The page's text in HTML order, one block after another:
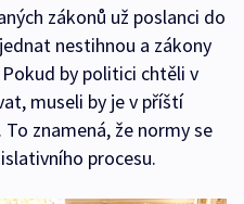
zákonů už poslanci do
nestihnou a zákony
by politici chtěli v
museli by je v příští
znamená, že normy se
procesu.